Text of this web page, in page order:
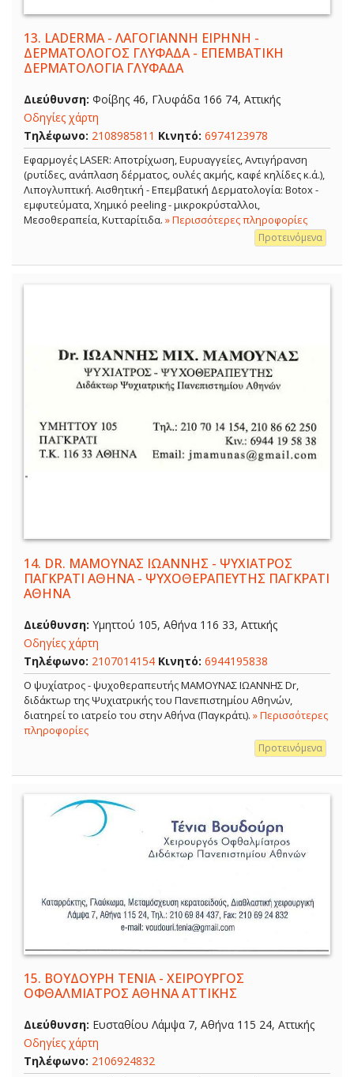
13. LADERMA - ΛΑΓΟΓΙΑΝΝΗ ΕΙΡΗΝΗ -
ΔΕΡΜΑΤΟΛΟΓΟΣ ΓΛΥΦΑΔΑ - ΕΠΕΜΒΑΤΙΚΗ
ΔΕΡΜΑΤΟΛΟΓΙΑ ΓΛΥΦΑΔΑ
Διεύθυνση: Φοίβης 46, Γλυφάδα 166 74, Αττικής
Οδηγίες χάρτη
Τηλέφωνο: 2108985811 Κινητό: 6974123978
Εφαρμογές LASER: Αποτρίχωση, Ευρυαγγείες, Αντιγήρανση
(ρυτίδες, ανάπλαση δέρματος, ουλές ακμής, καφέ κηλίδες κ.ά.),
Λιπογλυπτική. Αισθητική - Επεμβατική Δερματολογία: Botox -
εμφυτεύματα, Χημικό peeling - μικροκρύσταλλοι,
Μεσοθεραπεία, Κυτταρίτιδα. » Περισσότερες πληροφορίες
Προτεινόμενα
14. DR. ΜΑΜΟΥΝΑΣ ΙΩΑΝΝΗΣ - ΨΥΧΙΑΤΡΟΣ
ΠΑΓΚΡΑΤΙ ΑΘΗΝΑ - ΨΥΧΟΘΕΡΑΠΕΥΤΗΣ ΠΑΓΚΡΑΤΙ
ΑΘΗΝΑ
Διεύθυνση: Υμηττού 105, Αθήνα 116 33, Αττικής
Οδηγίες χάρτη
Τηλέφωνο: 2107014154 Κινητό: 6944195838
Ο ψυχίατρος - ψυχοθεραπευτής ΜΑΜΟΥΝΑΣ ΙΩΑΝΝΗΣ Dr,
διδάκτωρ της Ψυχιατρικής του Πανεπιστημίου Αθηνών,
διατηρεί το ιατρείο του στην Αθήνα (Παγκράτι). » Περισσότερες
πληροφορίες
Προτεινόμενα
15. ΒΟΥΔΟΥΡΗ ΤΕΝΙΑ - ΧΕΙΡΟΥΡΓΟΣ
ΟΦΘΑΛΜΙΑΤΡΟΣ ΑΘΗΝΑ ΑΤΤΙΚΗΣ
Διεύθυνση: Ευσταθίου Λάμψα 7, Αθήνα 115 24, Αττικής
Οδηγίες χάρτη
Τηλέφωνο: 2106924832